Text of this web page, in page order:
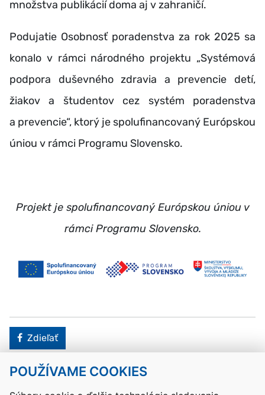
POUŽÍVAME COOKIES
množstva publikácií doma aj v zahraničí.
Podujatie Osobnosť poradenstva za rok 2025 sa
konalo v rámci národného projektu „Systémová
podpora duševného zdravia a prevencie detí,
žiakov a študentov cez systém poradenstva
a prevencie“, ktorý je spolufinancovaný Európskou
úniou v rámci Programu Slovensko.
Projekt je spolufinancovaný Európskou úniou v
rámci Programu Slovensko.
Facebook
Zdieľať